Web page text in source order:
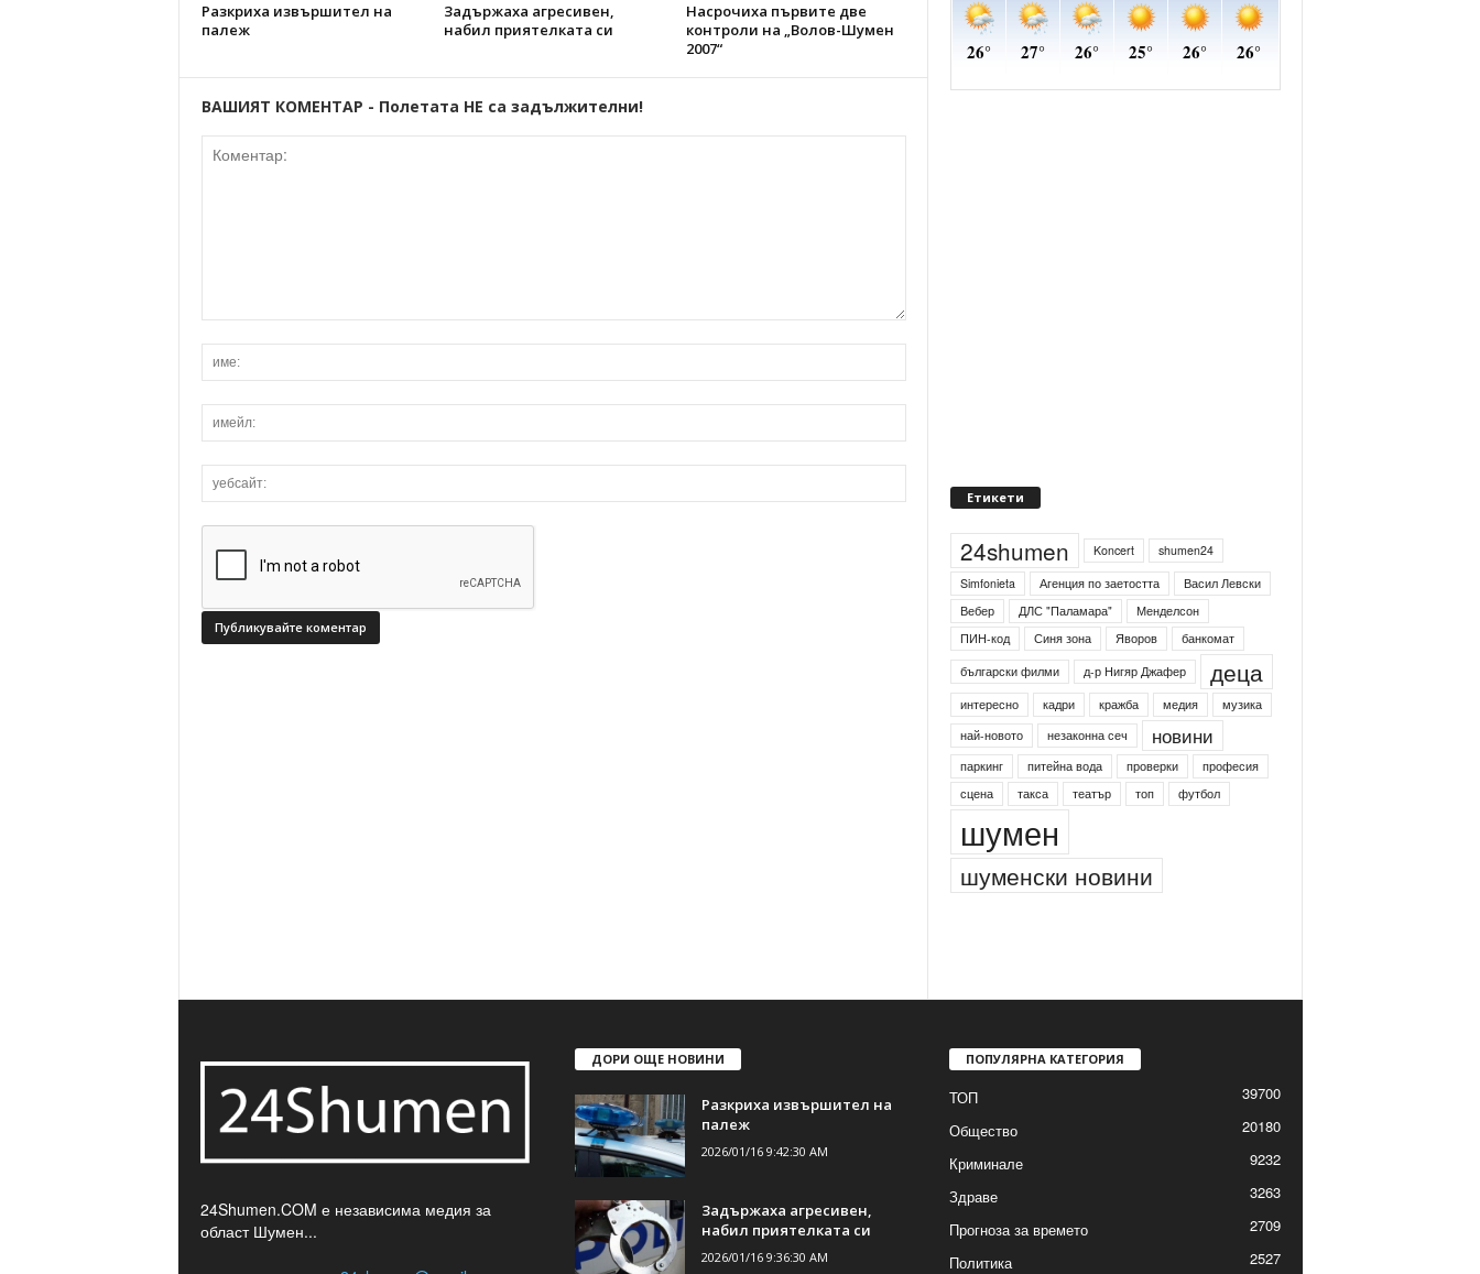
Разкриха извършител на
палеж
Задържаха агресивен,
набил приятелката си
Насрочиха първите две
контроли на „Волов-Шумен
2007“
ВАШИЯТ КОМЕНТАР - Полетата НЕ са задължителни!
Етикети
24shumen Koncert
shumen24
Simfonieta
Агенция по заетостта
Васил Левски
Вебер
ДЛС "Паламара"
Менделсон
ПИН-код
Синя зона Яворов
банкомат
български филми
д-р Нигяр Джафер деца
интересно кадри кражба медия
музика
най-новото
незаконна сеч новини
паркинг питейна вода проверки
професия
сцена
такса театър топ футбол
шумен
шуменски новини
24Shumen.COM е независима медия за
област Шумен...
ДОРИ ОЩЕ НОВИНИ
Разкриха извършител на
палеж
2026/01/16 9:42:30 AM
Задържаха агресивен,
набил приятелката си
2026/01/16 9:36:30 AM
ПОПУЛЯРНА КАТЕГОРИЯ
ТОП
39700
Общество
20180
Криминале
9232
Здраве
3263
Прогноза за времето
2709
Политика
2527